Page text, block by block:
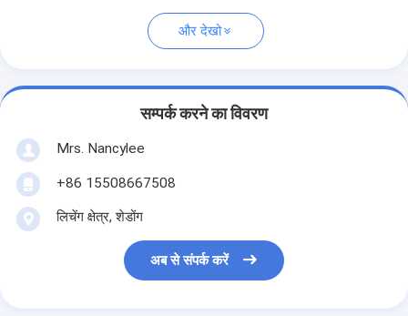
और देखो
सम्पर्क करने का विवरण
Mrs. Nancylee
+86 15508667508
लिचेंग क्षेत्र, शेडोंग
अब से संपर्क करें